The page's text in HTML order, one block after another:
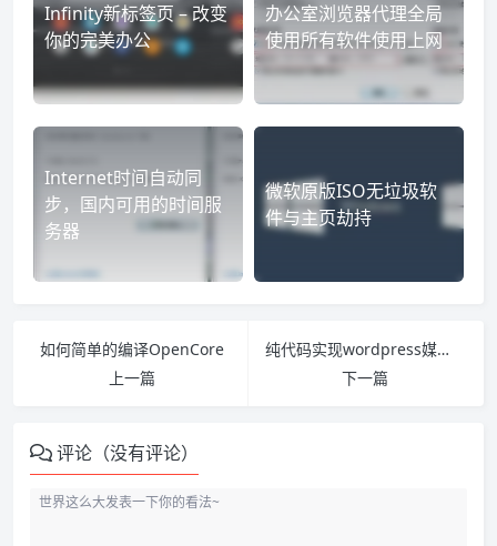
Infinity新标签页 – 改变
你的完美办公
办公室浏览器代理全局
使用所有软件使用上网
Internet时间自动同
步，国内可用的时间服
务器
微软原版ISO无垃圾软
件与主页劫持
如何简单的编译OpenCore
上一篇
纯代码实现wordpress媒体库图片自定义名称
下一篇
评论（没有评论）